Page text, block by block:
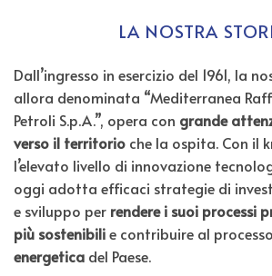
LA NOSTRA
Dall’ingresso in esercizio del 1961, la
allora denominata “Mediterranea
Petroli S.p.A.”, opera con grande
verso il territorio che la ospita. Con il
l’elevato livello di innovazione
oggi adotta efficaci strategie di
e sviluppo per rendere i suoi processi
più sostenibilie contribuire al
energetica del Paese.